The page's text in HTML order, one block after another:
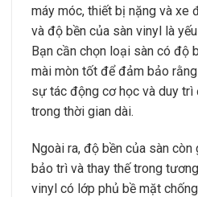
máy móc, thiết bị nặng và xe
và độ bền của sàn vinyl là
Bạn cần chọn loại sàn có độ
mài mòn tốt để đảm bảo
sự tác động cơ học và duy
trong thời gian dài.
Ngoài ra, độ bền của sàn
bảo trì và thay thế trong
vinyl có lớp phủ bề mặt